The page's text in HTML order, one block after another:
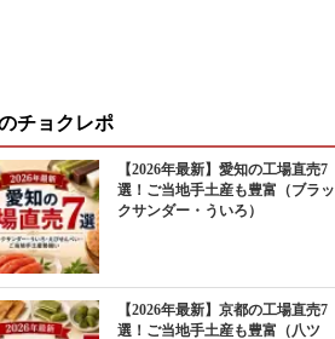
チョクレポ
【2026年最新】愛知の工場直売7
選！ご当地手土産も豊富（ブラッ
クサンダー・ういろ）
【2026年最新】京都の工場直売7
選！ご当地手土産も豊富（八ツ